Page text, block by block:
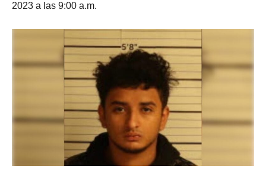
2023 a las 9:00 a.m.